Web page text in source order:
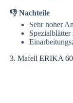
👎 Nachteile
Sehr hoher
Spezialblätter
3. Mafell ERIKA